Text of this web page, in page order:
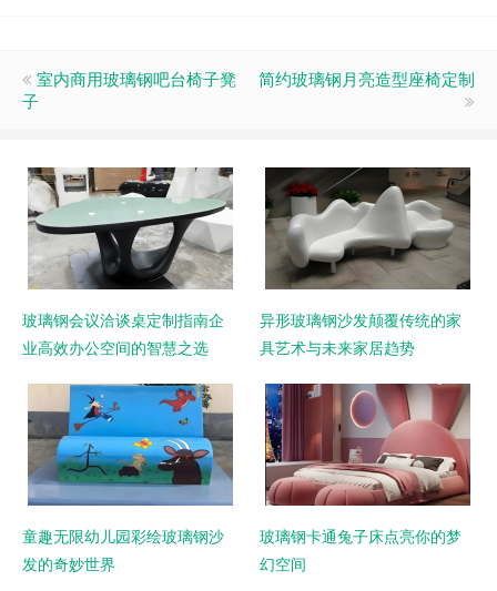
室内商用玻璃钢吧台椅子凳
子
简约玻璃钢月亮造型座椅定制
玻璃钢会议洽谈桌定制指南企
业高效办公空间的智慧之选
异形玻璃钢沙发颠覆传统的家
具艺术与未来家居趋势
童趣无限幼儿园彩绘玻璃钢沙
发的奇妙世界
玻璃钢卡通兔子床点亮你的梦
幻空间